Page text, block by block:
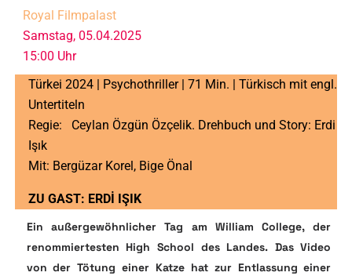
Royal Filmpalast
Samstag, 05.04.2025
15:00 Uhr
Türkei 2024 | Psychothriller | 71 Min. | Türkisch mit engl.
Untertiteln
Regie: Ceylan Özgün Özçelik. Drehbuch und Story: Erdi
Işık
Mit: Bergüzar Korel, Bige Önal
ZU GAST: ERDİ IŞIK
Ein außergewöhnlicher Tag am William College, der
renommiertesten High School des Landes. Das Video
von der Tötung einer Katze hat zur Entlassung einer